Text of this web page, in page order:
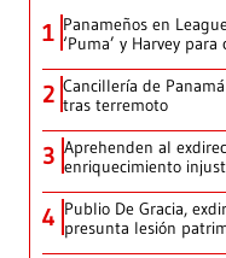
1 Panameños en
‘Puma’ y Harvey para
2 Cancillería de
tras terremoto
3 Aprehenden al
enriquecimiento
4 Publio De Gracia,
presunta lesión